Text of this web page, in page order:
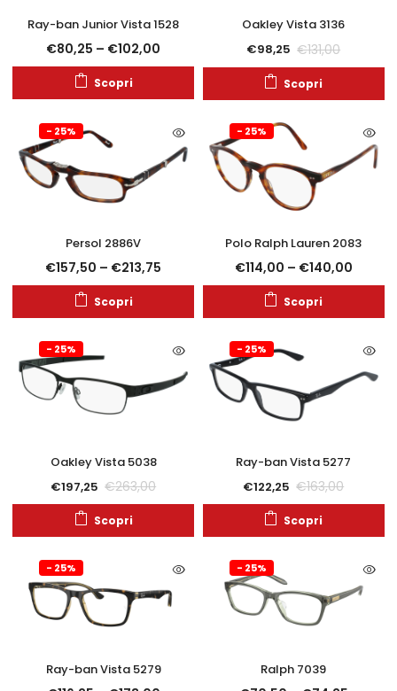
Ray-ban Junior Vista 1528
€80,25 – €102,00
Scopri
Oakley Vista 3136
€98,25 €131,00
Scopri
- 25%
Persol 2886V
€157,50 – €213,75
Scopri
- 25%
Polo Ralph Lauren 2083
€114,00 – €140,00
Scopri
- 25%
Oakley Vista 5038
€197,25 €263,00
Scopri
- 25%
Ray-ban Vista 5277
€122,25 €163,00
Scopri
- 25%
Ray-ban Vista 5279
- 25%
Ralph 7039